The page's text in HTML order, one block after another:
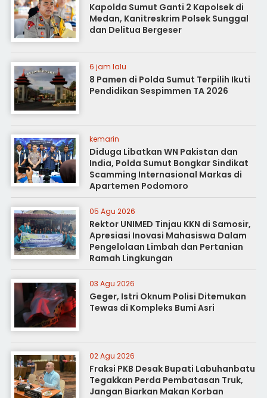
Kapolda Sumut Ganti 2 Kapolsek di
Medan, Kanitreskrim Polsek Sunggal
dan Delitua Bergeser
6 jam lalu
8 Pamen di Polda Sumut Terpilih Ikuti
Pendidikan Sespimmen TA 2026
kemarin
Diduga Libatkan WN Pakistan dan
India, Polda Sumut Bongkar Sindikat
Scamming Internasional Markas di
Apartemen Podomoro
05 Agu 2026
Rektor UNIMED Tinjau KKN di Samosir,
Apresiasi Inovasi Mahasiswa Dalam
Pengelolaan Limbah dan Pertanian
Ramah Lingkungan
03 Agu 2026
Geger, Istri Oknum Polisi Ditemukan
Tewas di Kompleks Bumi Asri
02 Agu 2026
Fraksi PKB Desak Bupati Labuhanbatu
Tegakkan Perda Pembatasan Truk,
Jangan Biarkan Makan Korban